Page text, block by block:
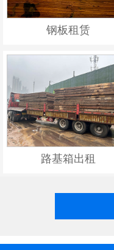
钢板租赁
路基箱出租